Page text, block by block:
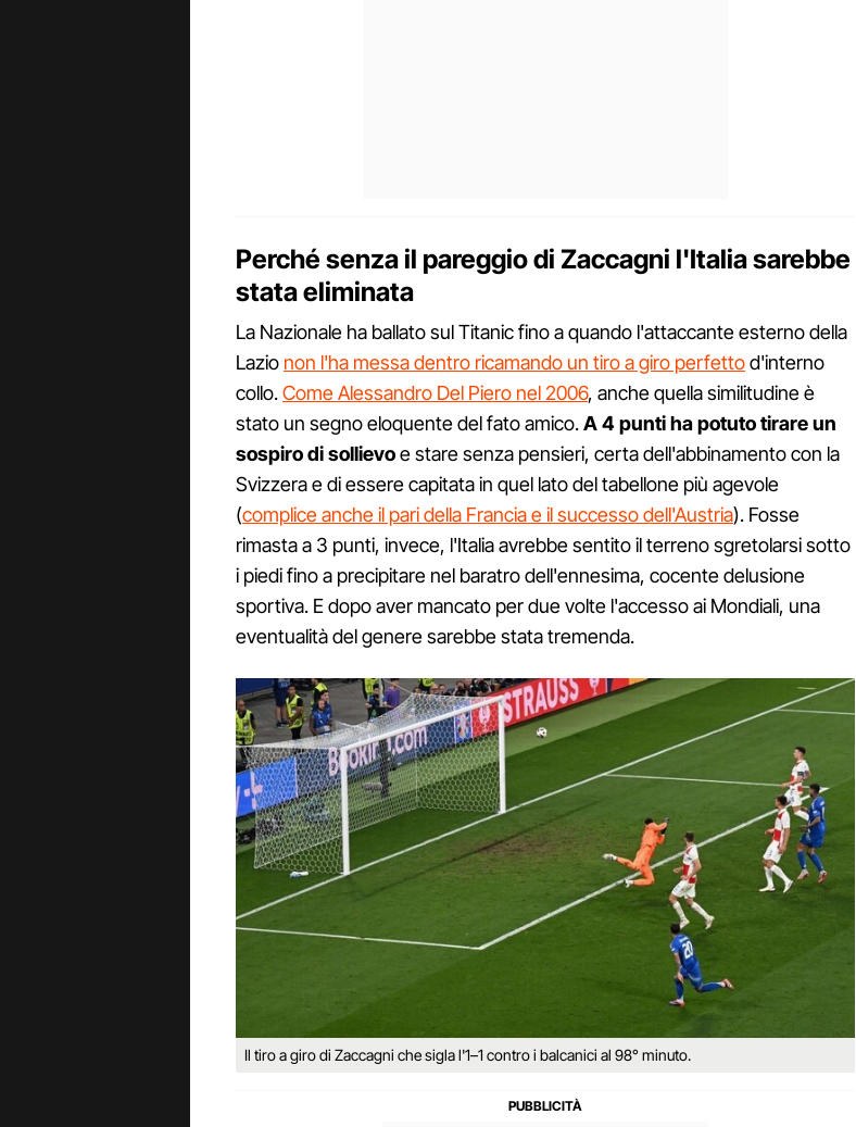
Perché senza il pareggio di Zaccagni l'Italia sarebbe
stata eliminata
La Nazionale ha ballato sul Titanic fino a quando l'attaccante esterno della
Lazio non l'ha messa dentro ricamando un tiro a giro perfettod'interno
collo.Come Alessandro Del Piero nel 2006, anche quella similitudine è
stato un segno eloquente del fato amico.A 4 punti ha potuto tirare un
sospiro di sollievoe stare senza pensieri, certa dell'abbinamento con la
Svizzera e di essere capitata in quel lato del tabellone più agevole
(complice anche il pari della Francia e il successo dell'Austria). Fosse
rimasta a 3 punti, invece, l'Italia avrebbe sentito il terreno sgretolarsi sotto
i piedi fino a precipitare nel baratro dell'ennesima, cocente delusione
sportiva. E dopo aver mancato per due volte l'accesso ai Mondiali, una
eventualità del genere sarebbe stata tremenda.
Il tiro a giro di Zaccagni che sigla l'1–1 contro i balcanici al 98° minuto.